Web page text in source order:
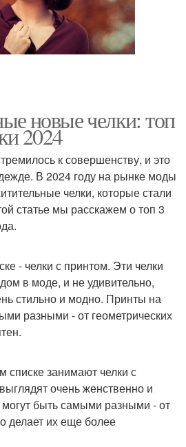
новые челки: топ
2024
к совершенству, и это
В 2024 году на рынке моды
челки, которые стали
статье мы расскажем о топ 3
- челки с принтом. Эти челки
в моде, и не удивительно,
стильно и модно. Принты на
разными - от геометрических
списке занимают челки с
очень женственно и
быть самыми разными - от
делает их еще более